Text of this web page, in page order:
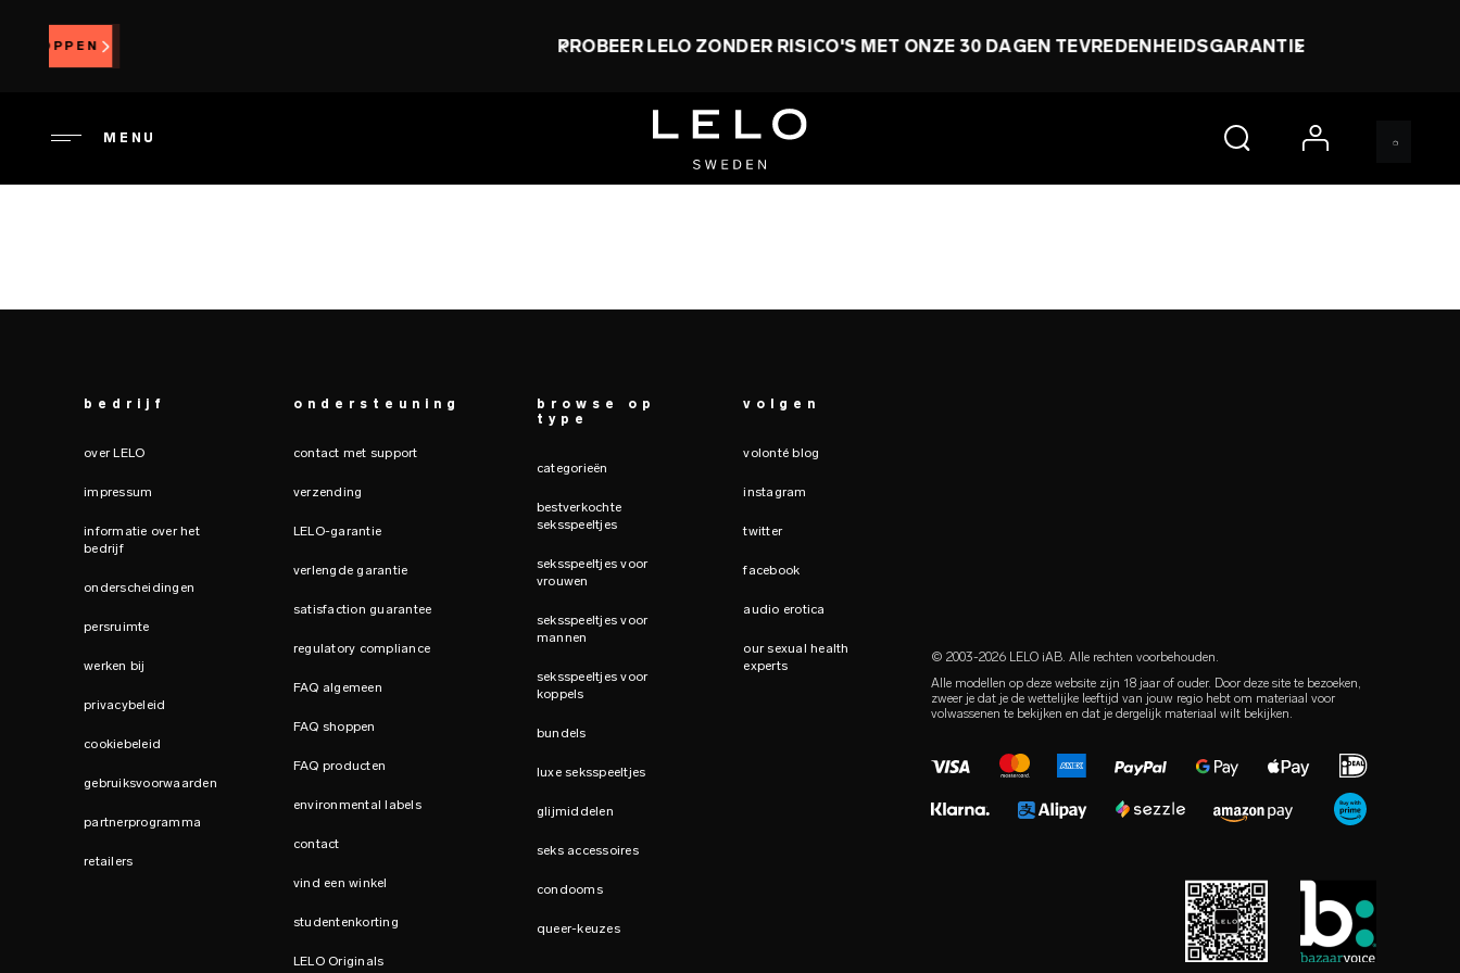
PROBEER LELO ZONDER RISICO'S MET ONZE 30 DAGEN TEVREDENHEIDSGARANTIE
MENU account
bedrijf
over LELO
impressum
informatie over het
bedrijf
onderscheidingen
persruimte
werken bij
privacybeleid
cookiebeleid
gebruiksvoorwaarden
partnerprogramma
retailers
ondersteuning
contact met support
verzending
LELO-garantie
verlengde garantie
satisfaction guarantee
regulatory compliance
FAQ algemeen
FAQ shoppen
FAQ producten
environmental labels
contact
vind een winkel
studentenkorting
LELO Originals
browse op
type
categorieën
bestverkochte
seksspeeltjes
seksspeeltjes voor
vrouwen
seksspeeltjes voor
mannen
seksspeeltjes voor
koppels
bundels
luxe seksspeeltjes
glijmiddelen
seks accessoires
condooms
queer-keuzes
volgen
volonté blog
instagram
twitter
facebook
audio erotica
our sexual health
experts
© 2003-2026 LELO iAB. Alle rechten voorbehouden.
Alle modellen op deze website zijn 18 jaar of ouder. Door deze site te bezoeken,
zweer je dat je de wettelijke leeftijd van jouw regio hebt om materiaal voor
volwassenen te bekijken en dat je dergelijk materiaal wilt bekijken.